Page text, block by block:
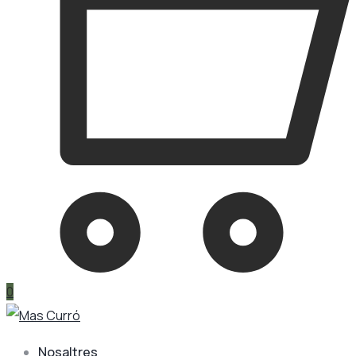
0
Nosaltres